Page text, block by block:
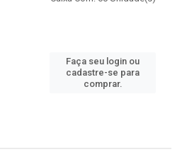
Faça seu login ou
cadastre-se para
comprar.